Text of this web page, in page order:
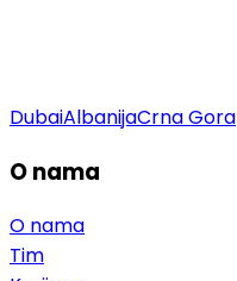
DubaiAlbanijaCrna Gora
O nama
O nama
Tim